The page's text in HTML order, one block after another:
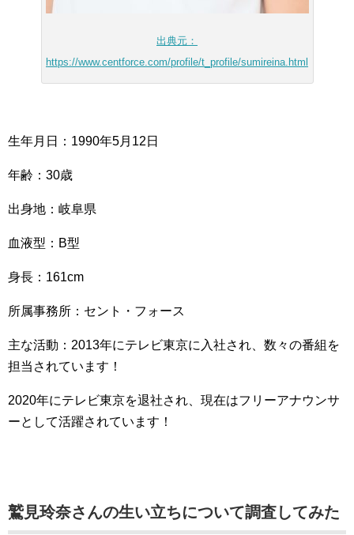
出典元：
https://www.centforce.com/profile/t_profile/sumireina.html
生年月日：1990年5月12日
年齢：30歳
出身地：岐阜県
血液型：B型
身長：161cm
所属事務所：セント・フォース
主な活動：2013年にテレビ東京に入社され、数々の番組を
担当されています！
2020年にテレビ東京を退社され、現在はフリーアナウンサ
ーとして活躍されています！
鷲見玲奈さんの生い立ちについて調査してみた